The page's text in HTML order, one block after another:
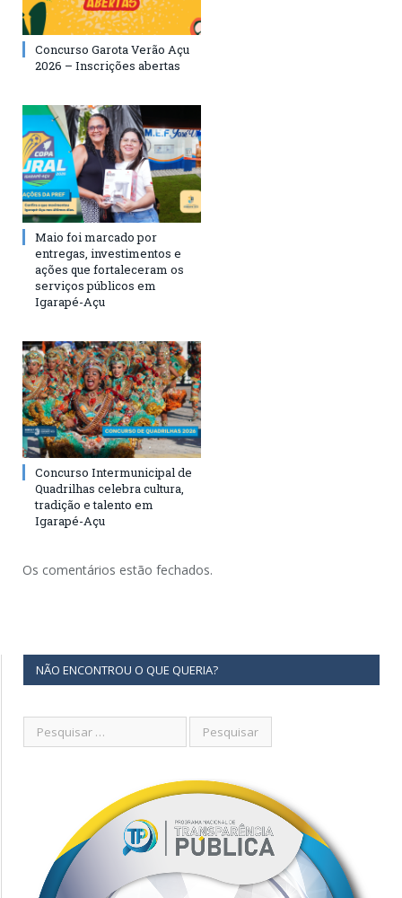
Concurso Garota Verão Açu
2026 – Inscrições abertas
Maio foi marcado por
entregas, investimentos e
ações que fortaleceram os
serviços públicos em
Igarapé-Açu
Concurso Intermunicipal de
Quadrilhas celebra cultura,
tradição e talento em
Igarapé-Açu
Os comentários estão fechados.
NÃO ENCONTROU O QUE QUERIA?